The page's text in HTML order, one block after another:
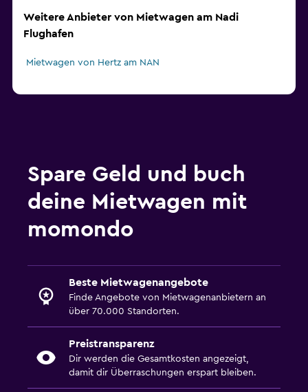
Weitere Anbieter von Mietwagen am Nadi
Flughafen
Mietwagen von Hertz am NAN
Spare Geld und buch
deine Mietwagen mit
momondo
Beste Mietwagenangebote
Finde Angebote von Mietwagenanbietern an
über 70.000 Standorten.
Preistransparenz
Dir werden die Gesamtkosten angezeigt,
damit dir Überraschungen erspart bleiben.